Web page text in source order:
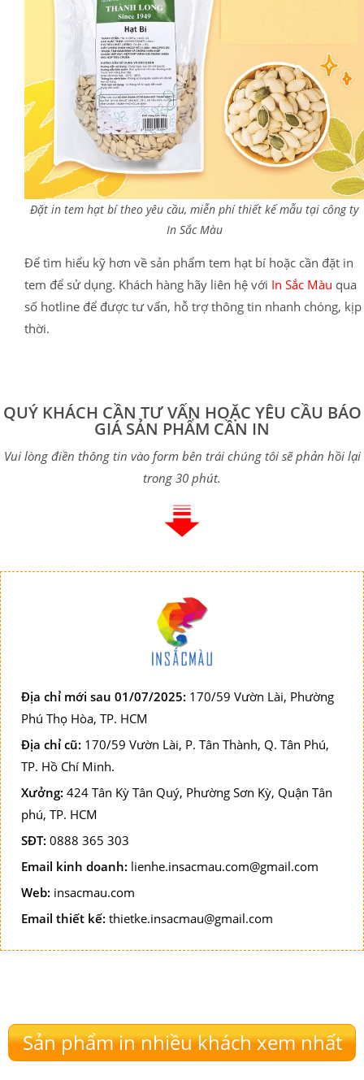
Đặt in tem hạt bí theo yêu cầu, miễn phí thiết kế mẫu tại công ty
In Sắc Màu
Để tìm hiểu kỹ hơn về sản phẩm tem hạt bí hoặc cần đặt in
tem để sử dụng. Khách hàng hãy liên hệ với In Sắc Màu qua
số hotline để được tư vấn, hỗ trợ thông tin nhanh chóng, kịp
thời.
QUÝ KHÁCH CẦN TƯ VẤN HOẶC YÊU CẦU BÁO
GIÁ SẢN PHẨM CẦN IN
Vui lòng điền thông tin vào form bên trái chúng tôi sẽ phản hồi lại
trong 30 phút.
Địa chỉ mới sau 01/07/2025: 170/59 Vườn Lài, Phường
Phú Thọ Hòa, TP. HCM
Địa chỉ cũ: 170/59 Vườn Lài, P. Tân Thành, Q. Tân Phú,
TP. Hồ Chí Minh.
Xưởng: 424 Tân Kỳ Tân Quý, Phường Sơn Kỳ, Quận Tân
phú, TP. HCM
SĐT: 0888 365 303
Email kinh doanh: lienhe.insacmau.com@gmail.com
Web: insacmau.com
Email thiết kế: thietke.insacmau@gmail.com
Sản phẩm in nhiều khách xem nhất